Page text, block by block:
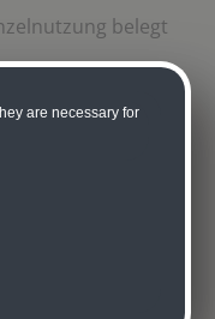
belegt
und Tag
are necessary for